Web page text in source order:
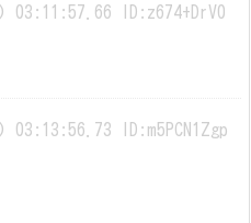
03:11:57.66 ID:z674+DrV0
03:13:56.73 ID:m5PCN1Zgp